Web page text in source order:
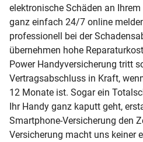
elektronische Schäden an
ganz einfach 24/7 online
professionell bei der
übernehmen hohe
Power Handyversicherung tritt
Vertragsabschluss in Kraft,
12 Monate ist. Sogar ein
Ihr Handy ganz kaputt geht,
Smartphone-Versicherung den
Versicherung macht uns keiner